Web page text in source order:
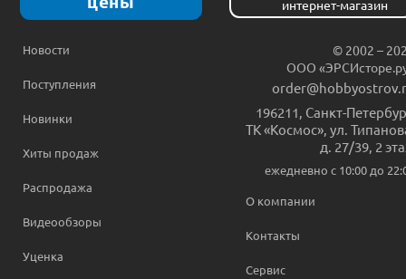
интернет-магазин
Новости
Поступления
Новинки
Хиты продаж
Распродажа
Видеообзоры
Уценка
© 2002 –
ООО
196211, Санкт-
ТК «Космос», ул.
д. 27/39, 2
ежедневно c 10:00 до
О компании
Контакты
Сервис